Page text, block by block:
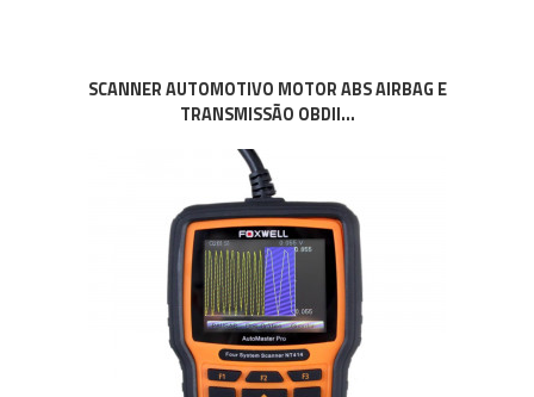
SCANNER AUTOMOTIVO MOTOR ABS AIRBAG E
TRANSMISSÃO OBDII...